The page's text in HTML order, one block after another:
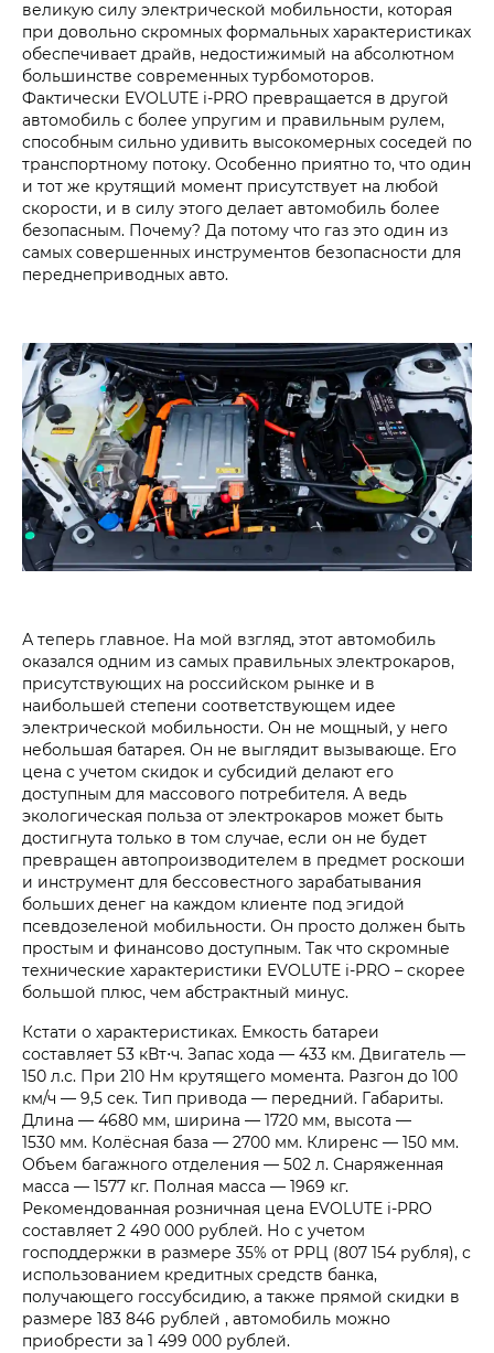
великую силу электрической мобильности, которая
при довольно скромных формальных характеристиках
обеспечивает драйв, недостижимый на абсолютном
большинстве современных турбомоторов.
Фактически EVOLUTE i‑PRO превращается в другой
автомобиль с более упругим и правильным рулем,
способным сильно удивить высокомерных соседей по
транспортному потоку. Особенно приятно то, что один
и тот же крутящий момент присутствует на любой
скорости, и в силу этого делает автомобиль более
безопасным. Почему? Да потому что газ это один из
самых совершенных инструментов безопасности для
переднеприводных авто.
А теперь главное. На мой взгляд, этот автомобиль
оказался одним из самых правильных электрокаров,
присутствующих на российском рынке и в
наибольшей степени соответствующем идее
электрической мобильности. Он не мощный, у него
небольшая батарея. Он не выглядит вызывающе. Его
цена с учетом скидок и субсидий делают его
доступным для массового потребителя. А ведь
экологическая польза от электрокаров может быть
достигнута только в том случае, если он не будет
превращен автопроизводителем в предмет роскоши
и инструмент для бессовестного зарабатывания
больших денег на каждом клиенте под эгидой
псевдозеленой мобильности. Он просто должен быть
простым и финансово доступным. Так что скромные
технические характеристики EVOLUTE i‑PRO – скорее
большой плюс, чем абстрактный минус.
Кстати о характеристиках. Емкость батареи
составляет 53 кВт⋅ч. Запас хода — 433 км. Двигатель —
150 л.с. При 210 Нм крутящего момента. Разгон до 100
км/ч — 9,5 сек. Тип привода — передний. Габариты.
Длина — 4680 мм, ширина — 1720 мм, высота —
1530 мм. Колёсная база — 2700 мм. Клиренс — 150 мм.
Объем багажного отделения — 502 л. Снаряженная
масса — 1577 кг. Полная масса — 1969 кг.
Рекомендованная розничная цена EVOLUTE i‑PRO
составляет 2 490 000 рублей. Но с учетом
господдержки в размере 35% от РРЦ (807 154 рубля), с
использованием кредитных средств банка,
получающего госсубсидию, а также прямой скидки в
размере 183 846 рублей , автомобиль можно
приобрести за 1 499 000 рублей.